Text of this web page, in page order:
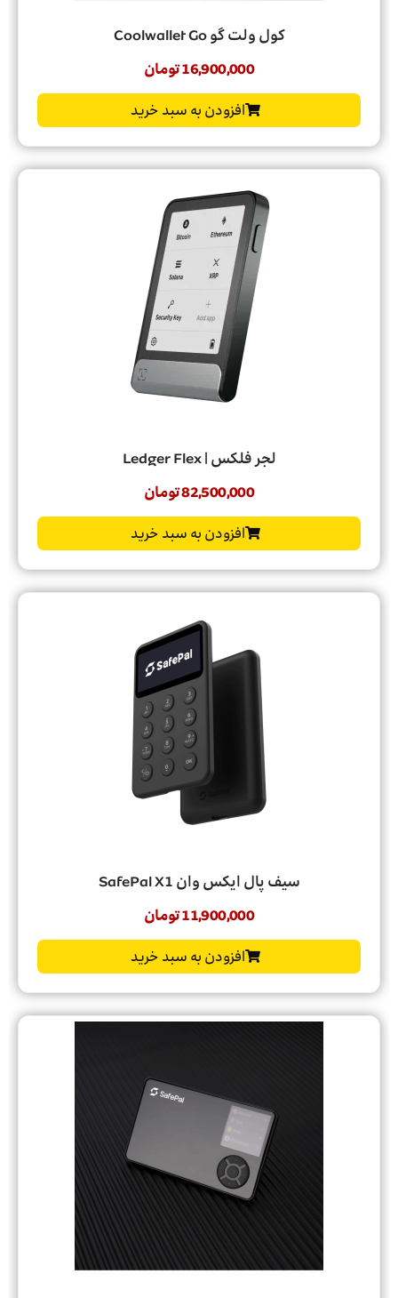
کول ولت گو Coolwallet Go
16,900,000تومان
افزودن به سبد خرید
لجر فلکس | Ledger Flex
82,500,000تومان
افزودن به سبد خرید
سیف پال ایکس وان SafePal X1
11,900,000تومان
افزودن به سبد خرید